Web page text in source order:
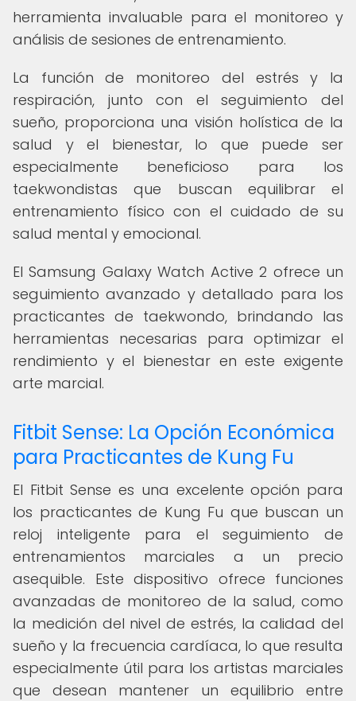
herramienta invaluable para el monitoreo y
análisis de sesiones de entrenamiento.
La función de monitoreo del estrés y la
respiración, junto con el seguimiento del
sueño, proporciona una visión holística de la
salud y el bienestar, lo que puede ser
especialmente beneficioso para los
taekwondistas que buscan equilibrar el
entrenamiento físico con el cuidado de su
salud mental y emocional.
El Samsung Galaxy Watch Active 2 ofrece un
seguimiento avanzado y detallado para los
practicantes de taekwondo, brindando las
herramientas necesarias para optimizar el
rendimiento y el bienestar en este exigente
arte marcial.
Fitbit Sense: La Opción Económica
para Practicantes de Kung Fu
El Fitbit Sense es una excelente opción para
los practicantes de Kung Fu que buscan un
reloj inteligente para el seguimiento de
entrenamientos marciales a un precio
asequible. Este dispositivo ofrece funciones
avanzadas de monitoreo de la salud, como
la medición del nivel de estrés, la calidad del
sueño y la frecuencia cardíaca, lo que resulta
especialmente útil para los artistas marciales
que desean mantener un equilibrio entre